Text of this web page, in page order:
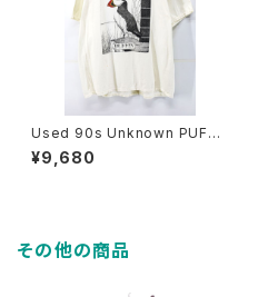
Used 90s Unknown PUFFI
N NUFFIN Both Side Animal
Art graphic T-Shirt Size XL
¥9,680
その他の商品